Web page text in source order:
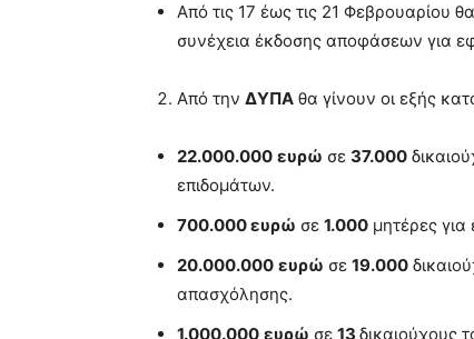
Από τις 17 έως τις 21 Φεβρουαρίου
συνέχεια έκδοσης αποφάσεων για
Από την ΔΥΠΑ θα γίνουν οι εξής
22.000.000 ευρώ σε 37.000
επιδομάτων.
700.000ευρώ σε 1.000 μητέρες για
20.000.000 ευρώ σε 19.000
απασχόλησης.
1.000.000 ευρώ σε 13 δικαιούχους